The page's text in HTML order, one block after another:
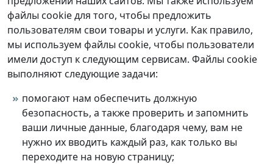
файлы cookie для того, чтобы предложить
пользователям свои товары и услуги. Как правило,
мы используем файлы cookie, чтобы пользователи
имели доступ к следующим сервисам. Файлы cookie
выполняют следующие задачи:
помогают нам обеспечить должную
безопасность, а также проверить и запомнить
ваши личные данные, благодаря чему, вам не
нужно их вводить каждый раз, как только вы
переходите на новую страницу;